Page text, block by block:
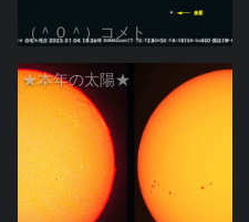
（＾０＾）コメト
★本年の太陽★